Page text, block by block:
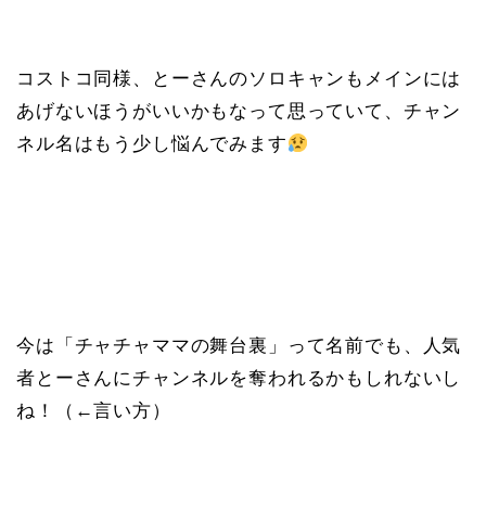
コストコ同様、とーさんのソロキャンもメインには
あげないほうがいいかもなって思っていて、チャン
ネル名はもう少し悩んでみます
今は「チャチャママの舞台裏」って名前でも、人気
者とーさんにチャンネルを奪われるかもしれないし
ね！（←言い方）